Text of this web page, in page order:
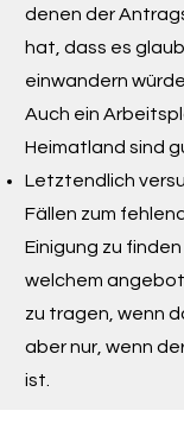
denen der
hat, dass es
einwandern
Auch ein
Heimatland sind
Letztendlich
Fällen zum
Einigung zu
welchem
zu tragen, wenn
aber nur, wenn
ist.